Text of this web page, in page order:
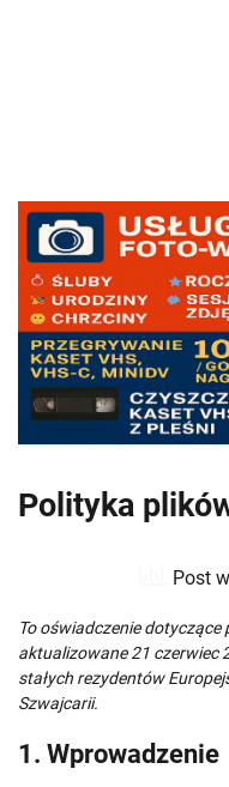
Polityka
Post
To oświadczenie dotyczące
aktualizowane 21 czerwiec
stałych rezydentów
Szwajcarii.
1. Wprowadzenie